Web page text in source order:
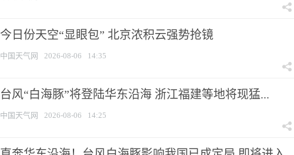
今日份天空“显眼包” 北京浓积云强势抢镜
中国天气网 2026-08-06 14:35
台风“白海豚”将登陆华东沿海 浙江福建等地将现猛...
中国天气网 2026-08-06 14:25